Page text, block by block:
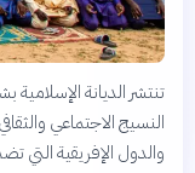
الديانة الإسلامية بشكل
الاجتماعي والثقافي
الإفريقية التي تضم